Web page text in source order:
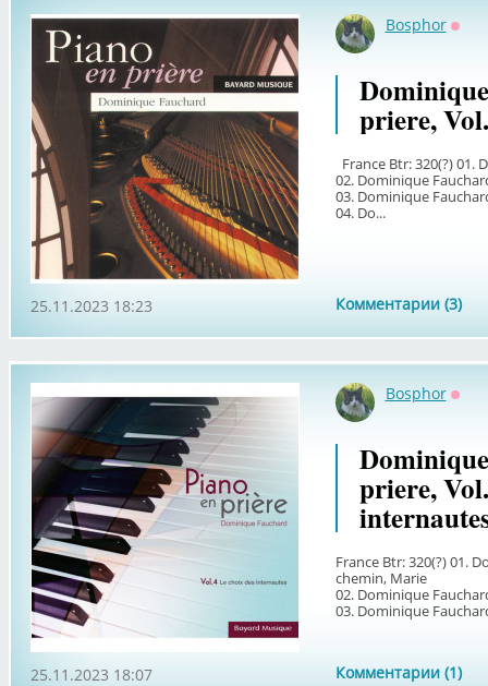
Bosphor
priere,
France Btr: 320(?)
02. Dominique
03. Dominique
04. Do...
Комментарии (3)
25.11.2023 18:23
Bosphor
priere,
France Btr: 320(?) 01.
chemin, Marie
02. Dominique
03. Dominique
Комментарии (1)
25.11.2023 18:07